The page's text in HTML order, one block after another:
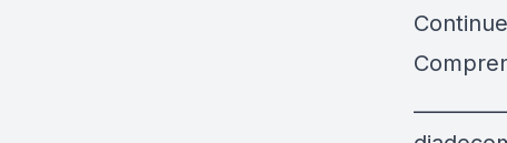
Continue